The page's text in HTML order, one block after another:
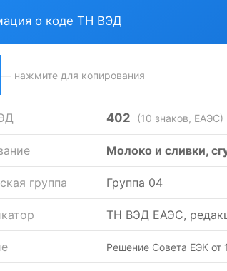
о коде ТН ВЭД
— нажмите для копирования
402 (10 знаков, ЕАЭС)
Молоко и сливки,
группа Группа 04
ТН ВЭД ЕАЭС,
Решение Совета ЕЭК